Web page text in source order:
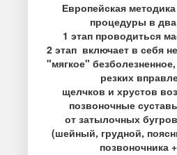
Европейская
процедуры в два
1 этап проводиться
2 этап включает в себя
"мягкое"
резких
щелчков и хрустов
позвоночные
от затылочных
(шейный, грудной,
позвоночника